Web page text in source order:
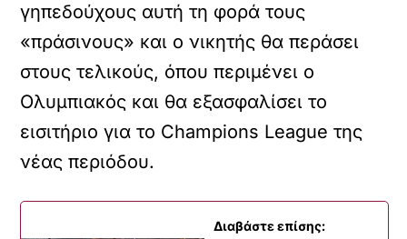
γηπεδούχους αυτή τη φορά τους
«πράσινους» και ο νικητής θα περάσει
στους τελικούς, όπου περιμένει ο
Ολυμπιακός και θα εξασφαλίσει το
εισιτήριο για το Champions League της
νέας περιόδου.
Διαβάστε επίσης: